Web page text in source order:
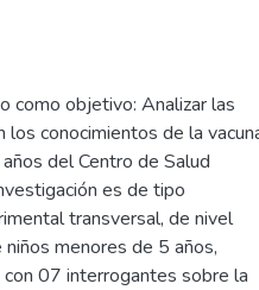
como objetivo: Analizar las
los conocimientos de la
del Centro de Salud
es de tipo
transversal, de nivel
menores de 5 años,
07 interrogantes sobre la